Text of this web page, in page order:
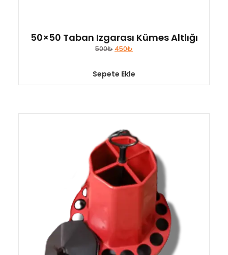
50×50 Taban Izgarası Kümes Altlığı
500₺ Orijinal
fiyat:
450₺
andaki
Sepete Ekle